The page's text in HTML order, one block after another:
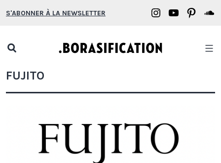
au
S'ABONNER À LA NEWSLETTER
Borasification
popup
FUJITO